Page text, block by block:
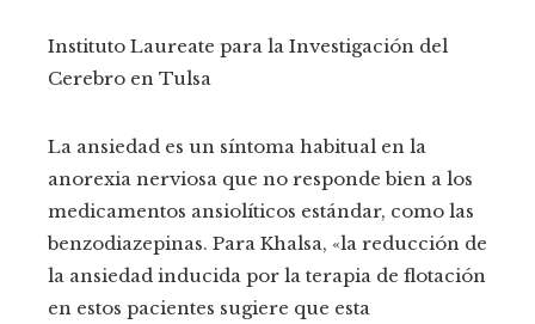
Instituto Laureate para la Investigación del
Cerebro en Tulsa
La ansiedad es un síntoma habitual en la
anorexia nerviosa que no responde bien a los
medicamentos ansiolíticos estándar, como las
benzodiazepinas. Para Khalsa, «la reducción de
la ansiedad inducida por la terapia de flotación
en estos pacientes sugiere que esta